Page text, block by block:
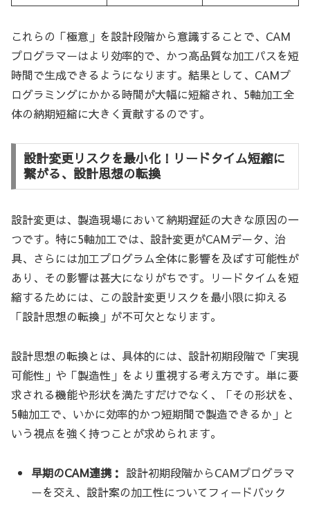
これらの「極意」を設計段階から意識することで、CAM
プログラマーはより効率的で、かつ高品質な加工パスを短
時間で生成できるようになります。結果として、CAMプ
ログラミングにかかる時間が大幅に短縮され、5軸加工全
体の納期短縮に大きく貢献するのです。
設計変更リスクを最小化！リードタイム短縮に
繋がる、設計思想の転換
設計変更は、製造現場において納期遅延の大きな原因の一
つです。特に5軸加工では、設計変更がCAMデータ、治
具、さらには加工プログラム全体に影響を及ぼす可能性が
あり、その影響は甚大になりがちです。リードタイムを短
縮するためには、この設計変更リスクを最小限に抑える
「設計思想の転換」が不可欠となります。
設計思想の転換とは、具体的には、設計初期段階で「実現
可能性」や「製造性」をより重視する考え方です。単に要
求される機能や形状を満たすだけでなく、「その形状を、
5軸加工で、いかに効率的かつ短期間で製造できるか」と
いう視点を強く持つことが求められます。
早期のCAM連携： 設計初期段階からCAMプログラマ
ーを交え、設計案の加工性についてフィードバック